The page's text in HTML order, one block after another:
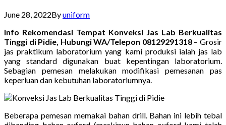
June 28, 2022Byuniform
Info Rekomendasi Tempat Konveksi Jas Lab Berkualitas
Tinggi di Pidie, Hubungi WA/Telepon 08129291318– Grosir
jas praktikum laboratorium yang kami produksi ialah jas lab
yang standard digunakan buat kepentingan laboratorium.
Sebagian pemesan melakukan modifikasi pemesanan pas
keperluan dan kebutuhan laboratoriumnya.
Beberapa pemesan memakai bahan drill. Bahan ini lebih tebal